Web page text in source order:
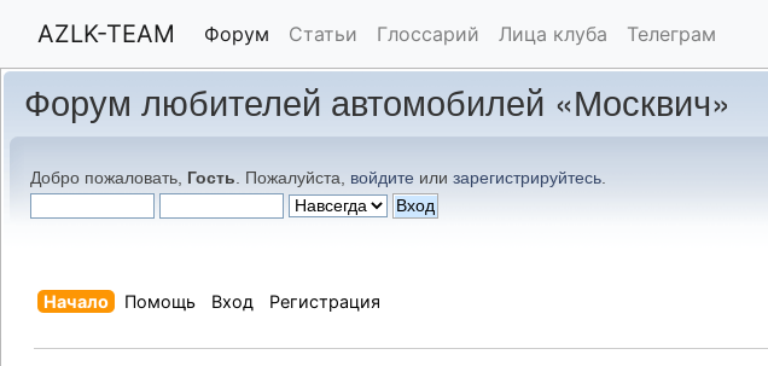
AZLK-TEAM Форум Статьи Глоссарий Лица клуба Телеграм
Форум любителей автомобилей «Москвич»
Добро пожаловать, Гость . Пожалуйста, войдите или зарегистрируйтесь
Начало Помощь Вход Регистрация